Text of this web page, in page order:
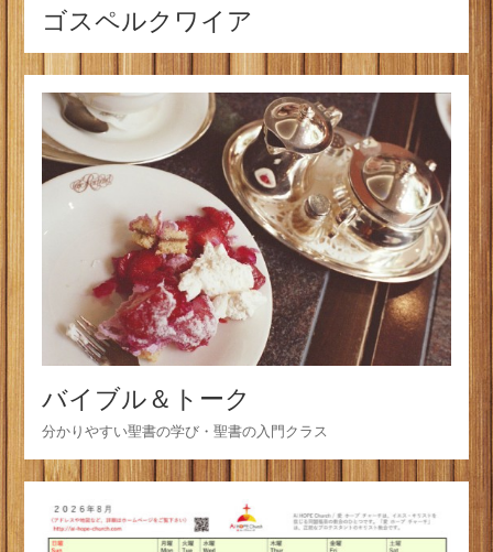
ゴスペルクワイア
バイブル＆トーク
分かりやすい聖書の学び・聖書の入門クラス